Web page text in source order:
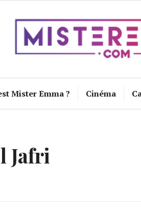
Mister Emma ? Cinéma
Jafri